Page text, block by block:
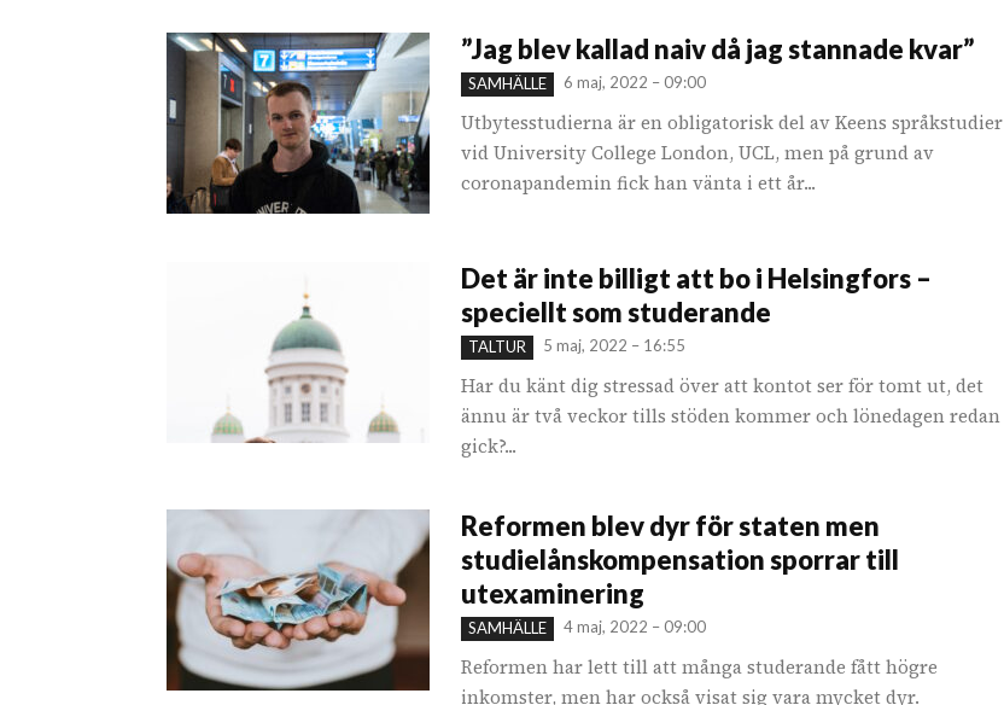
”Jag blev kallad naiv då jag stannade kvar”
SAMHÄLLE 6 maj, 2022 – 09:00
Utbytesstudierna är en obligatorisk del av Keens språkstudier
vid University College London, UCL, men på grund av
coronapandemin fick han vänta i ett år...
Det är inte billigt att bo i Helsingfors –
speciellt som studerande
TALTUR 5 maj, 2022 – 16:55
Har du känt dig stressad över att kontot ser för tomt ut, det
ännu är två veckor tills stöden kommer och lönedagen redan
gick?...
Reformen blev dyr för staten men
studielånskompensation sporrar till
utexaminering
SAMHÄLLE 4 maj, 2022 – 09:00
Reformen har lett till att många studerande fått högre
inkomster, men har också visat sig vara mycket dyr.